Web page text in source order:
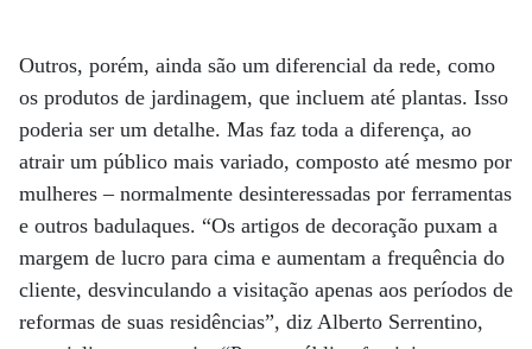
Outros, porém, ainda são um diferencial da rede, como
os produtos de jardinagem, que incluem até plantas. Isso
poderia ser um detalhe. Mas faz toda a diferença, ao
atrair um público mais variado, composto até mesmo por
mulheres – normalmente desinteressadas por ferramentas
e outros badulaques. “Os artigos de decoração puxam a
margem de lucro para cima e aumentam a frequência do
cliente, desvinculando a visitação apenas aos períodos de
reformas de suas residências”, diz Alberto Serrentino,